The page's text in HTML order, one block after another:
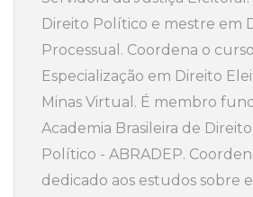
Direito Político e mestre em
Processual. Coordena o
Especialização em Direito
Minas Virtual. É membro
Academia Brasileira de
Político - ABRADEP.
dedicado aos estudos sobre